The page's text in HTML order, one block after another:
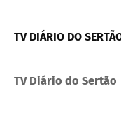
TV DIÁRIO DO
TV Diário do Sertão